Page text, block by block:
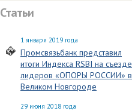
Статьи
1 января 2019 года
Промсвязьбанк представил
итоги Индекса RSBI на съезде
лидеров «ОПОРЫ РОССИИ» в
Великом Новгороде
29 июня 2018 года